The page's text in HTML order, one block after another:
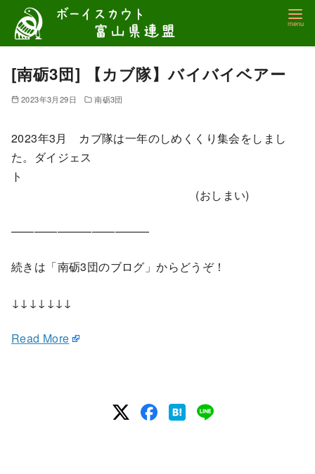
テ
[南砺3団] 【カブ隊】バイバイベアー
2023年3月29日 南砺3団
2023年3月 カブ隊は一年のしめくくり集会をしまし
た。ダイジェス
ト
(おしまい)
————————————
続きは「南砺3団のブログ」からどうぞ！
↓↓↓↓↓↓↓
Read More